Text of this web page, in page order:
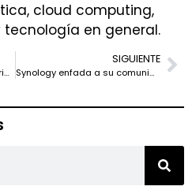
cloud computing,
en general.
Intel destapa Panther Lake: primer AI PC en 18A, producción en Arizona este año y Xeon 6+ (Clearwater Forest) para 2026
SIGUIENTE
Synology enfada a su comunidad: el EULA de DSM pide arbitraje forzoso y renuncia a demandas colectivas (y algunos paquetes “desaparecen” en 7.3)